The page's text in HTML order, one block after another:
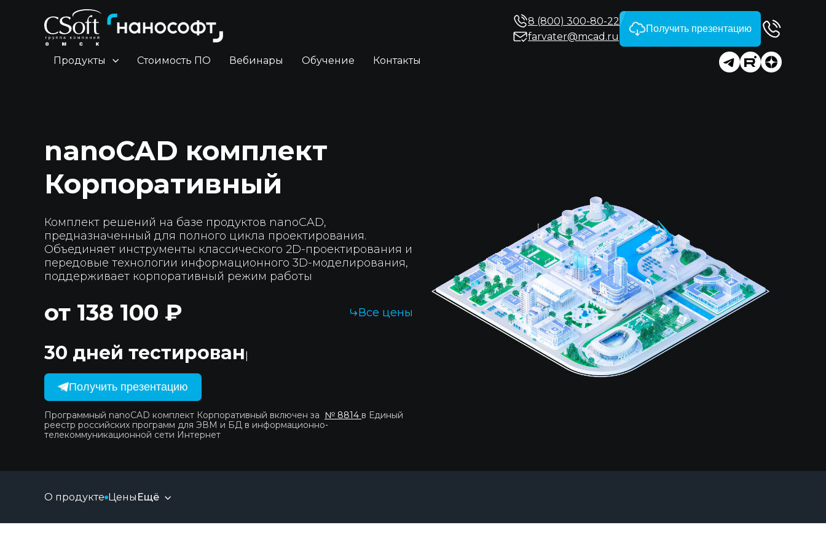
8 (800) 300-80-22
farvater@mcad.ru
Получить презентацию
Продукты Стоимость ПО Вебинары Обучение Контакты
nanoCAD комплект
Корпоративный
Комплект решений на базе продуктов nanoCAD,
предназначенный для полного цикла проектирования.
Объединяет инструменты классического 2D-проектирования и
передовые технологии информационного 3D-моделирования,
поддерживает корпоративный режим работы
от 138 100 ₽ Все цены
30 дней тестирований бесплатно!
Получить презентацию
Программный nanoCAD комплект Корпоративный включен за № 8814 в Единый
реестр российских программ для ЭВМ и БД в информационно-
телекоммуникационной сети Интернет
О продукте Цены Ещё